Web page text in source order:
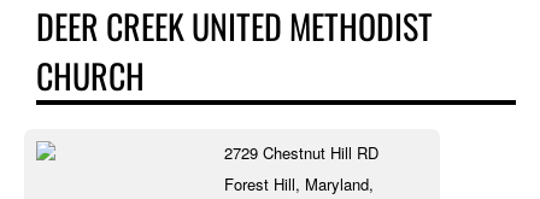
DEER CREEK UNITED METHODIST
CHURCH
2729 Chestnut Hill RD
Forest Hill, Maryland,